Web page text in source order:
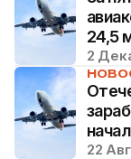
24,5
2
22